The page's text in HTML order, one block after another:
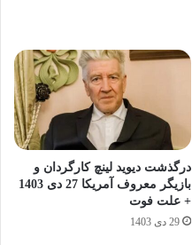
درگذشت دیوید لینچ کارگردان و
بازیگر معروف آمریکا 27 دی 1403
+ علت فوت
29 دی 1403